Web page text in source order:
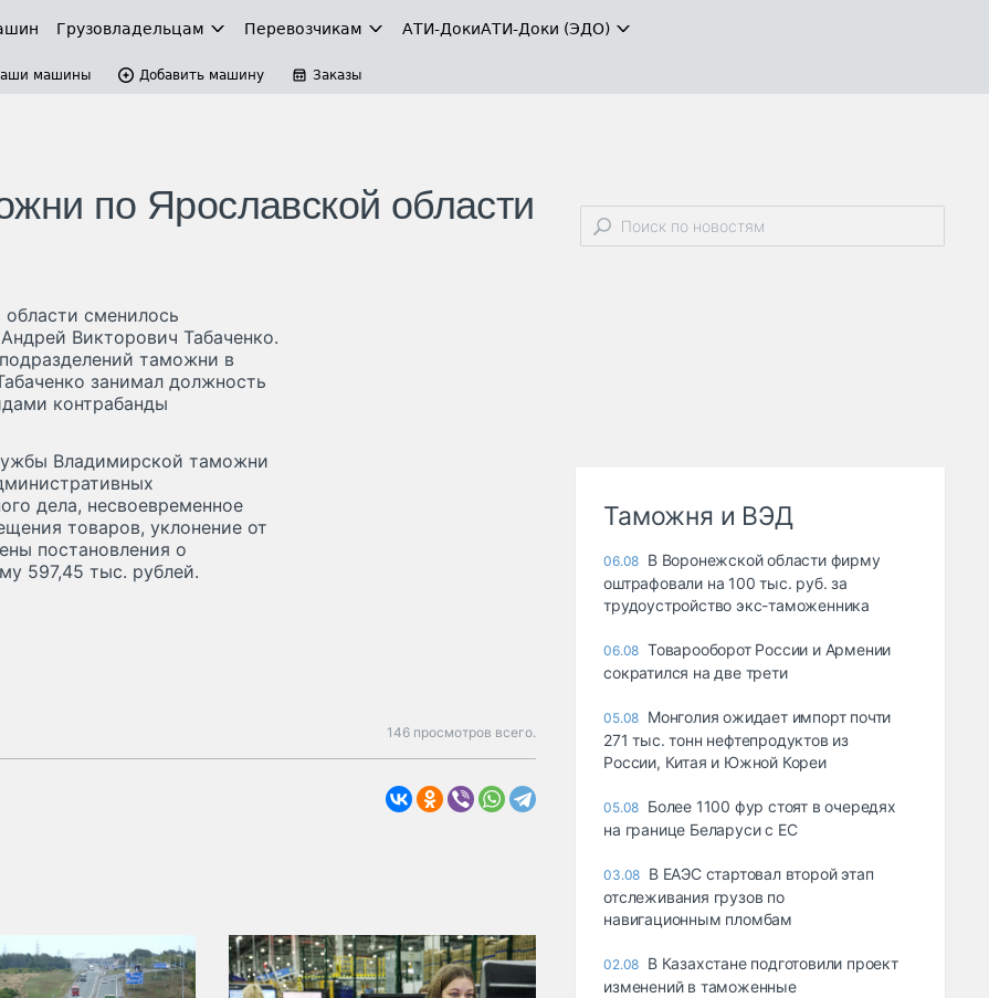
Грузовладельцам Перевозчикам АТИ-ДокиАТИ-Доки (ЭДО)
машины Добавить машину Заказы
по Ярославской области
сменилось
Викторович Табаченко.
таможни в
занимал должность
контрабанды
Владимирской таможни
дела, несвоевременное
товаров, уклонение от
постановления о
597,45 тыс. рублей.
146 просмотров всего.
Таможня и ВЭД
06.08 В Воронежской области фирму
оштрафовали на 100 тыс. руб. за
трудоустройство экс-таможенника
06.08 Товарооборот России и Армении
сократился на две трети
05.08 Монголия ожидает импорт почти
271 тыс. тонн нефтепродуктов из
России, Китая и Южной Кореи
05.08 Более 1100 фур стоят в очередях
на границе Беларуси с ЕС
03.08 В ЕАЭС стартовал второй этап
отслеживания грузов по
навигационным пломбам
02.08 В Казахстане подготовили проект
изменений в таможенные